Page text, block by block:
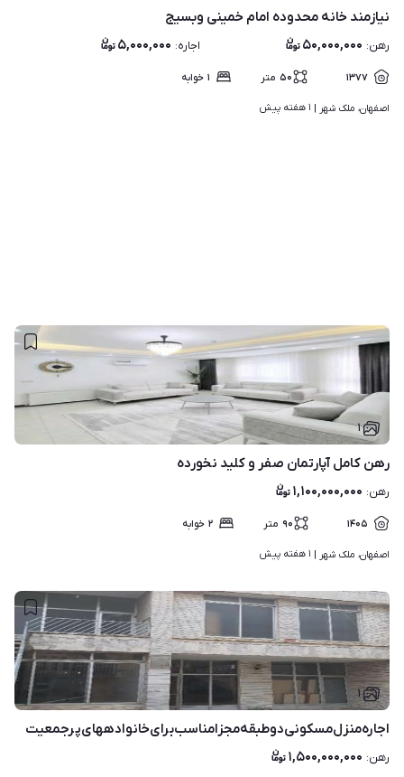
نیازمند خانه محدوده امام خمینی وبسیج
رهن: ۵۰,۰۰۰,۰۰۰ اجاره: ۵,۰۰۰,۰۰۰
۱۳۷۷ ۵۰ متر ۱ خوابه
اصفهان، ملک شهر | ۱ هفته پیش
۱
رهن کامل آپارتمان صفر و کلید نخورده
رهن: ۱,۱۰۰,۰۰۰,۰۰۰
۱۴۰۵ ۹۰ متر ۲ خوابه
اصفهان، ملک شهر | ۱ هفته پیش
۱
اجاره‌منزل‌مسکونی‌دوطبقه‌مجزا‌مناسب‌برای‌خانوادههای‌پرجمعیت
رهن: ۱,۵۰۰,۰۰۰,۰۰۰